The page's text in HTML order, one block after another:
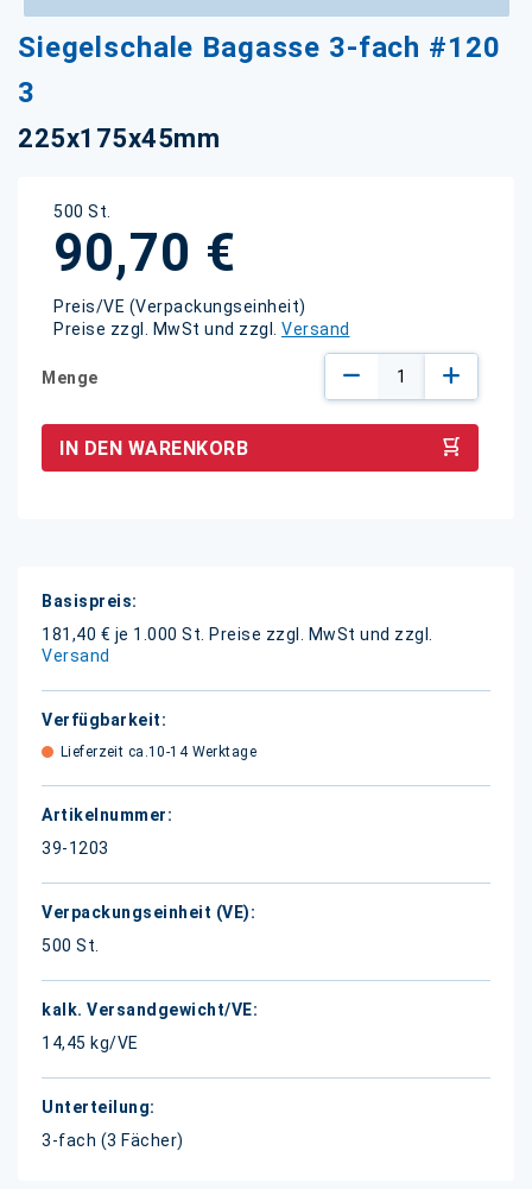
Siegelschale Bagasse 3-fach #120
3
225x175x45mm
500 St.
90,70 €
Preis/VE (Verpackungseinheit)
Preise zzgl. MwSt und zzgl. Versand
Menge
IN DEN WARENKORB
Weitere
Informationen
181,40 € je 1.000 St.
Preise zzgl. MwSt und zzgl.
Versand
Lieferzeit ca.10-14 Werktage
39-1203
500 St.
14,45 kg/VE
3-fach (3 Fächer)
Zum
Anfang
der
Bildgalerie
springen